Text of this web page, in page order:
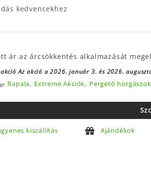
kedvencekhez
ár az árcsökkentés alkalmazását
Az akció a 2026. január 3. és 2026.
gr Rapala, Extreme Akciók, Pergető
kiszállítás Ajándékok